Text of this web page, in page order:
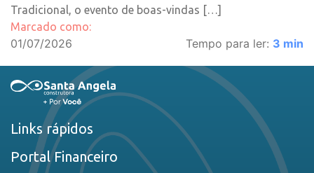
Tradicional, o evento de boas-vindas […]
Marcado como:
01/07/2026 Tempo para ler: 3 min
Links rápidos
Portal Financeiro